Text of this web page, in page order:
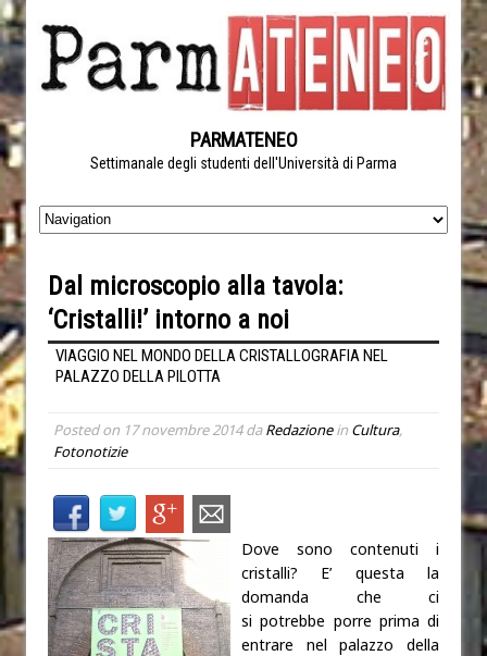
PARMATENEO
Settimanale degli studenti dell'Università di Parma
Dal microscopio alla tavola:
‘Cristalli!’ intorno a noi
VIAGGIO NEL MONDO DELLA CRISTALLOGRAFIA NEL
PALAZZO DELLA PILOTTA
Posted on 17 novembre 2014daRedazionein Cultura,
Fotonotizie
Dove sono contenuti i
cristalli? E’ questa la
domanda che ci
si potrebbe porre prima di
entrare nel palazzo della